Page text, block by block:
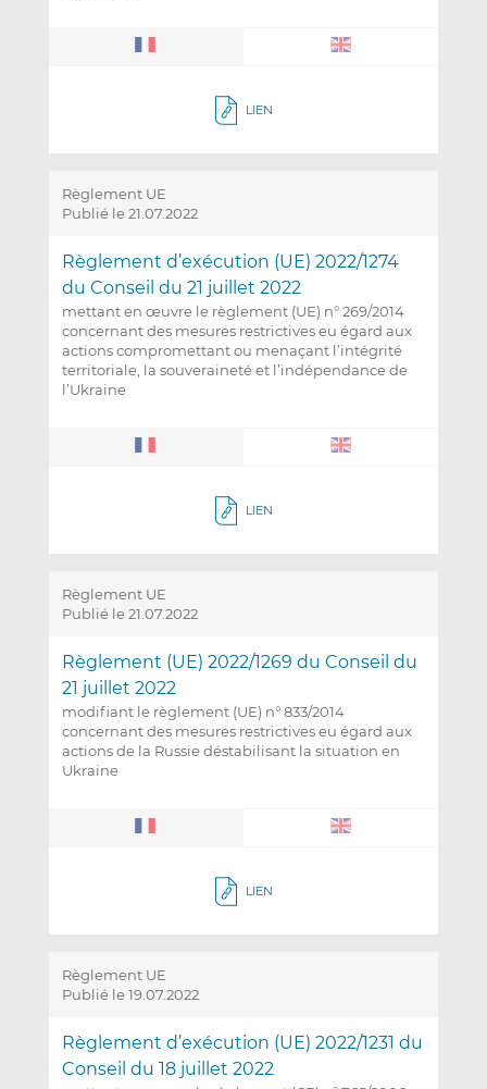
LIEN
Règlement UE
Publié le 21.07.2022
Règlement d’exécution (UE) 2022/1274
du Conseil du 21 juillet 2022
mettant en œuvre le règlement (UE) n° 269/2014
concernant des mesures restrictives eu égard aux
actions compromettant ou menaçant l’intégrité
territoriale, la souveraineté et l’indépendance de
l’Ukraine
LIEN
Règlement UE
Publié le 21.07.2022
Règlement (UE) 2022/1269 du Conseil du
21 juillet 2022
modifiant le règlement (UE) n° 833/2014
concernant des mesures restrictives eu égard aux
actions de la Russie déstabilisant la situation en
Ukraine
LIEN
Règlement UE
Publié le 19.07.2022
Règlement d’exécution (UE) 2022/1231 du
Conseil du 18 juillet 2022